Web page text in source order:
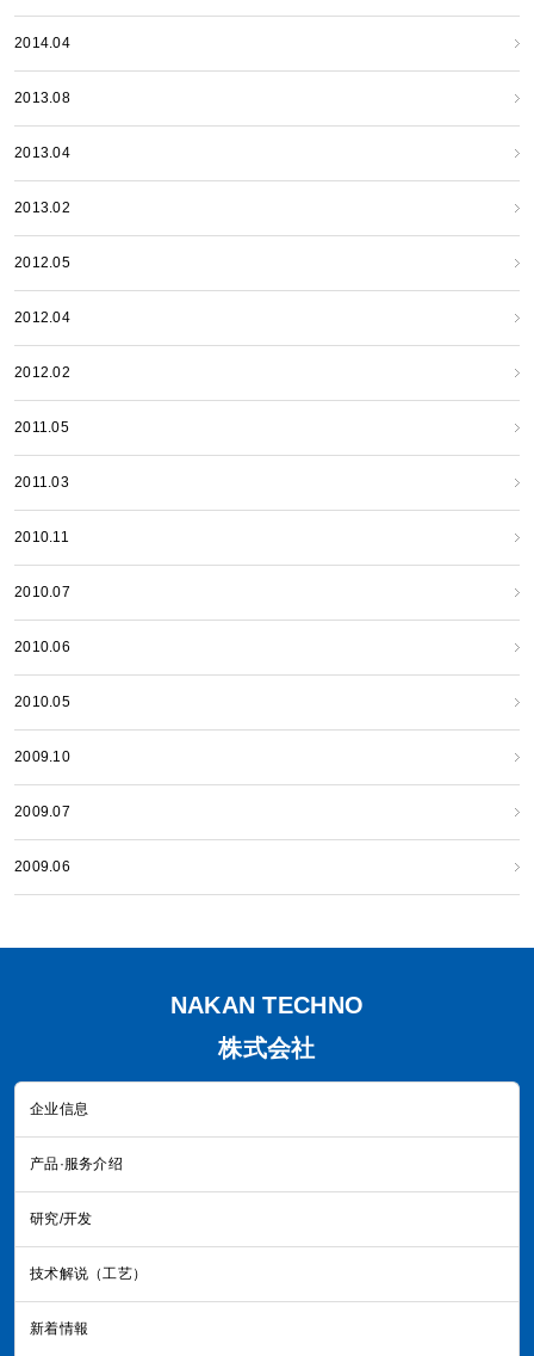
2014.04
2013.08
2013.04
2013.02
2012.05
2012.04
2012.02
2011.05
2011.03
2010.11
2010.07
2010.06
2010.05
2009.10
2009.07
2009.06
NAKAN TECHNO
株式会社
企业信息
产品·服务介绍
研究/开发
技术解说（工艺）
新着情報